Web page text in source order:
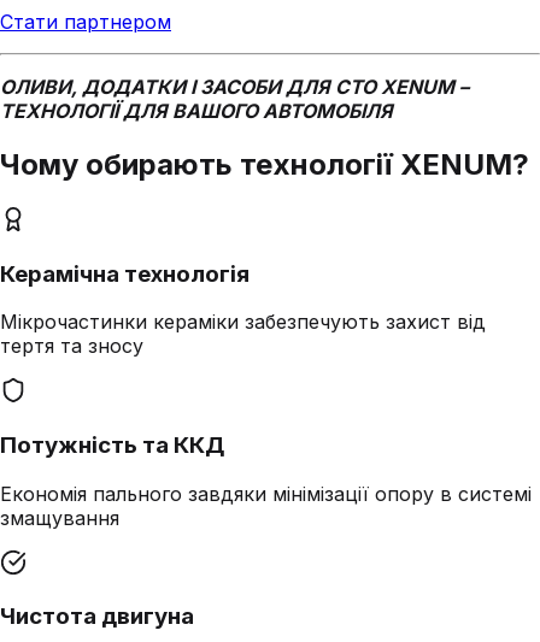
Стати партнером
ОЛИВИ, ДОДАТКИ І ЗАСОБИ ДЛЯ СТО XENUM –
ТЕХНОЛОГІЇ ДЛЯ ВАШОГО АВТОМОБІЛЯ
Чому обирають технології XENUM?
Керамічна технологія
Мікрочастинки кераміки забезпечують захист від
тертя та зносу
Потужність та ККД
Економія пального завдяки мінімізації опору в системі
змащування
Чистота двигуна